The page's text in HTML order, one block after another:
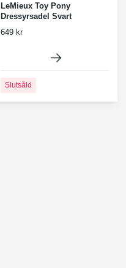
LeMieux Toy Pony
Dressyrsadel Svart
649 kr
Slutsåld